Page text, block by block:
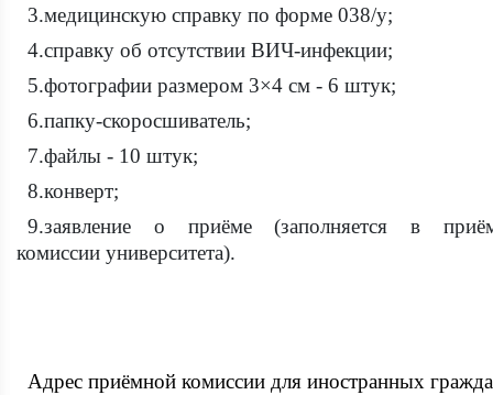
3.медицинскую справку по форме 038/у;
4.справку об отсутствии ВИЧ-инфекции;
5.фотографии размером 3×4 см - 6 штук;
6.папку-скоросшиватель;
7.файлы - 10 штук;
8.конверт;
9.заявление о приёме (заполняется в
комиссии университета).
Адрес приёмной комиссии для иностранных